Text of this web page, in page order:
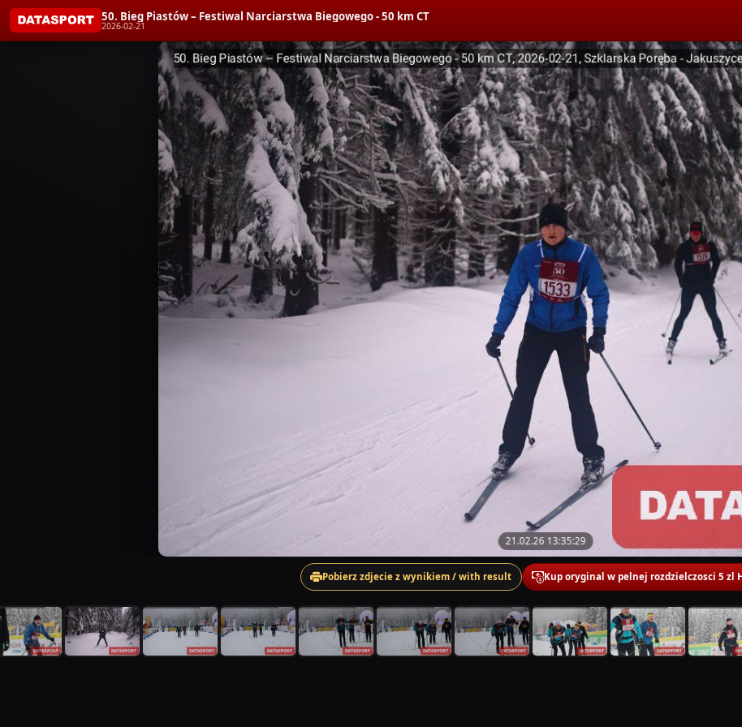
50. Bieg Piastów – Festiwal Narciarstwa Biegowego - 50 km CT
2026-02-21
21.02.26 13:35:29
Pobierz zdjecie z wynikiem / with result Kup oryginal w pelnej rozdzielczosci 5 zl